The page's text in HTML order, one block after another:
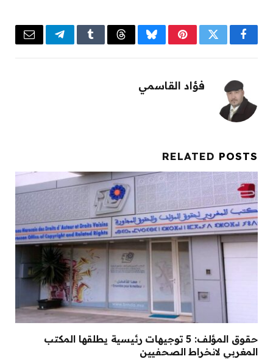
Facebook
Twitter
Pinterest
Bluesky
Threads
Tumblr
Telegram
Email
فؤاد القاسمي
RELATED POSTS
حقوق المؤلف: 5 توجيهات رئيسية يطلقها المكتب
المغربي لانخراط الصحفيين